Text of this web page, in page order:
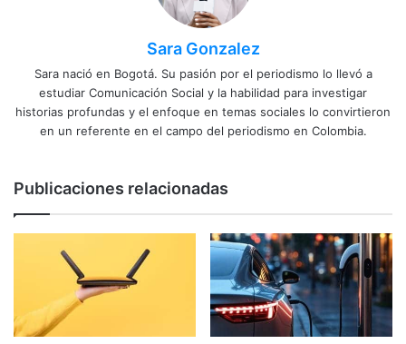
Sara Gonzalez
Sara nació en Bogotá. Su pasión por el periodismo lo llevó a
estudiar Comunicación Social y la habilidad para investigar
historias profundas y el enfoque en temas sociales lo convirtieron
en un referente en el campo del periodismo en Colombia.
Publicaciones relacionadas